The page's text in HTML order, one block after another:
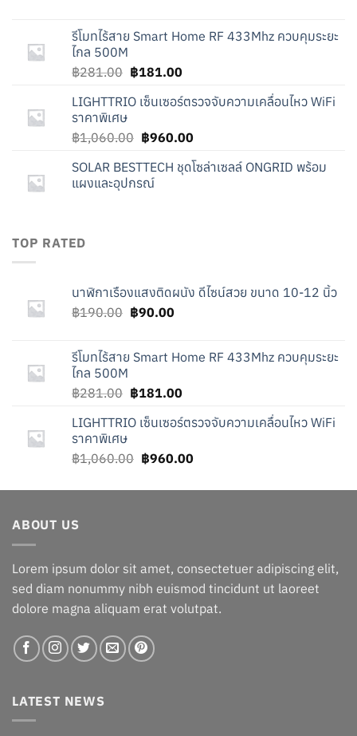
฿190.00.฿90.00.
รีโมทไร้สาย Smart Home RF 433Mhz ควบคุมระยะ
ไกล 500M
฿281.00 Original
was:
฿181.00Current
is:
LIGHTTRIO เซ็นเซอร์ตรวจจับความเคลื่อนไหว WiFi
ราคาพิเศษ
฿1,060.00 Original
was:
฿1,060.00.
฿960.00Current
is:
SOLAR BESTTECH ชุดโซล่าเซลล์ ONGRID พร้อม
แผงและอุปกรณ์
TOP RATED
นาฬิกาเรืองแสงติดผนัง ดีไซน์สวย ขนาด 10-12 นิ้ว
฿190.00 Original
฿190.00.
฿90.00Current
฿90.00.
รีโมทไร้สาย Smart Home RF 433Mhz ควบคุมระยะ
ไกล 500M
฿281.00 Original
was:
฿181.00Current
is:
LIGHTTRIO เซ็นเซอร์ตรวจจับความเคลื่อนไหว WiFi
ราคาพิเศษ
฿1,060.00 Original
was:
฿960.00Current
is:
ABOUT US
Lorem ipsum dolor sit amet, consectetuer adipiscing elit,
sed diam nonummy nibh euismod tincidunt ut laoreet
dolore magna aliquam erat volutpat.
LATEST NEWS